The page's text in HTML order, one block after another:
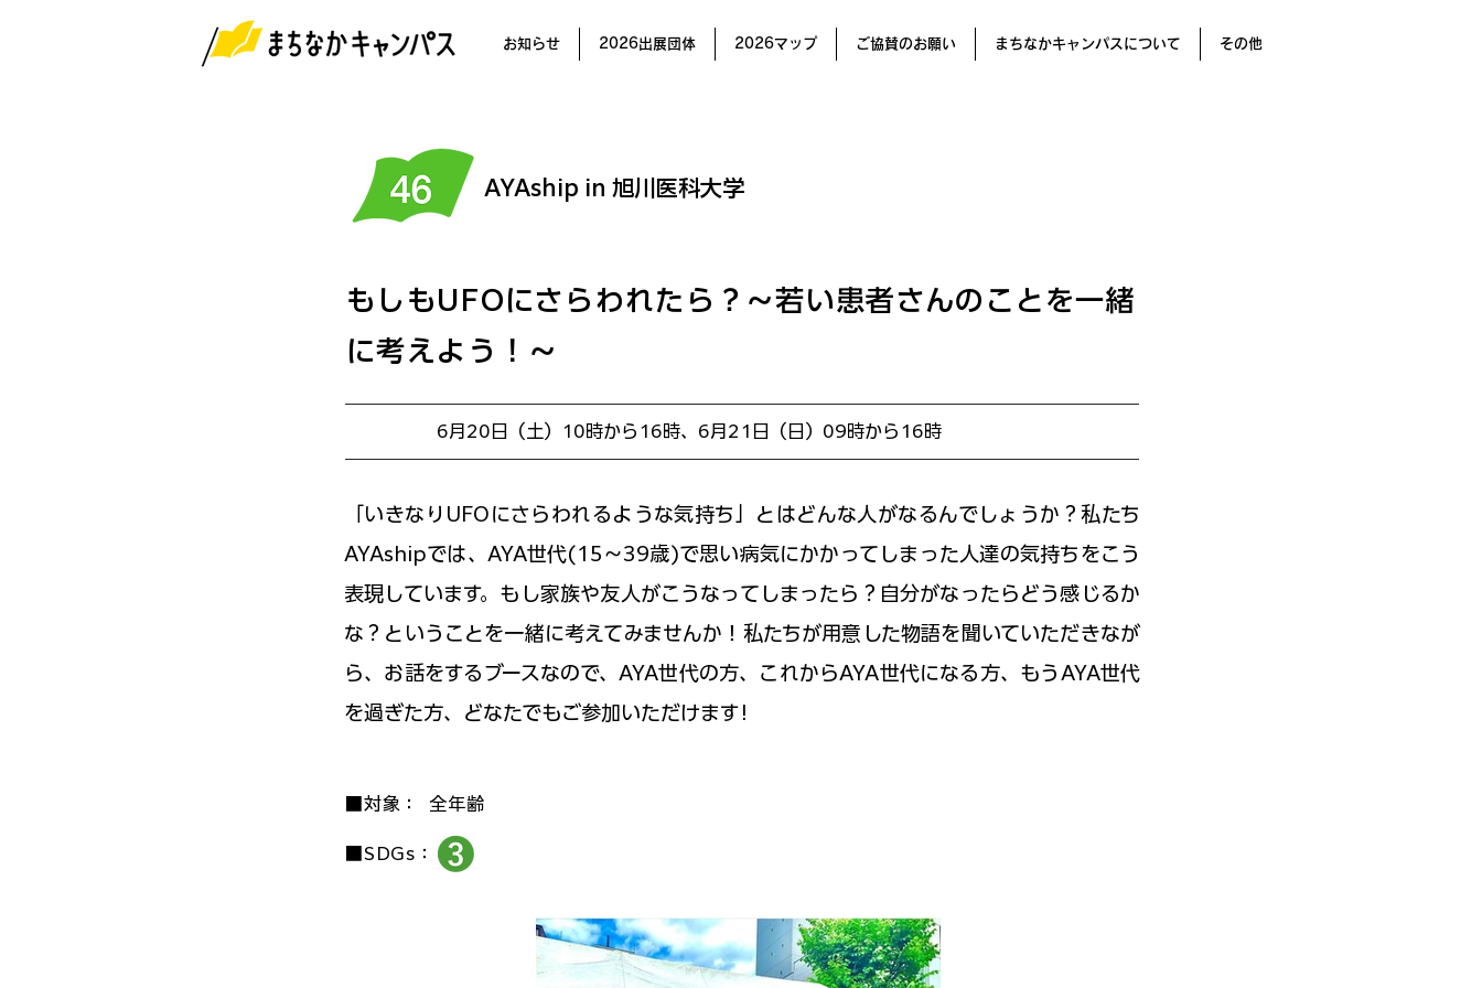
お知らせ 2026出展団体 2026マップ ご協賛のお願い まちなかキャンパスについて その他
AYAship in 旭川医科大学
もしもUFOにさらわれたら？～若い患者さんのことを一緒
に考えよう！～
6月20日（土）10時から16時、6月21日（日）09時から16時
「いきなりUFOにさらわれるような気持ち」とはどんな人がなるんでしょうか？私たち
AYAshipでは、AYA世代(15～39歳)で思い病気にかかってしまった人達の気持ちをこう
表現しています。もし家族や友人がこうなってしまったら？自分がなったらどう感じるか
な？ということを一緒に考えてみませんか！私たちが用意した物語を聞いていただきなが
ら、お話をするブースなので、AYA世代の方、これからAYA世代になる方、もうAYA世代
を過ぎた方、どなたでもご参加いただけます!
■対象： 全年齢
■SDGs：